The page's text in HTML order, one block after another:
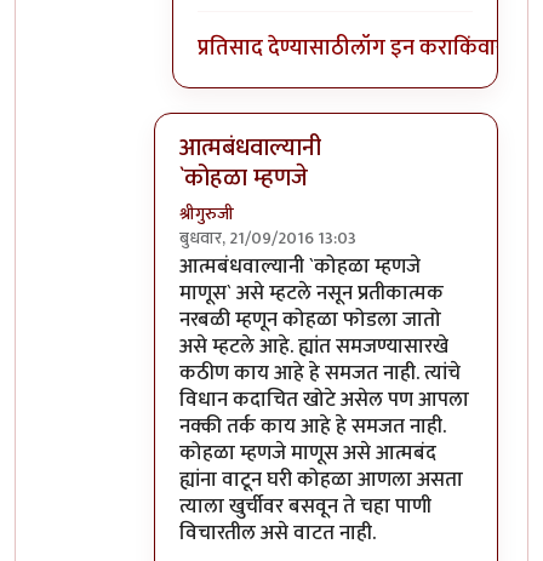
प्रतिसाद देण्यासाठीलॉग इन कराकिंवा
आत्मबंधवाल्यानी
`कोहळा म्हणजे
श्रीगुरुजी
बुधवार, 21/09/2016 13:03
In reply toआत्मबंधवाल्यानी `कोहळा म्हणजे
आत्मबंधवाल्यानी `कोहळा म्हणजे
माणूस` असे म्हटले नसून प्रतीकात्मक
नरबळी म्हणून कोहळा फोडला जातो
असे म्हटले आहे. ह्यांत समजण्यासारखे
कठीण काय आहे हे समजत नाही. त्यांचे
विधान कदाचित खोटे असेल पण आपला
नक्की तर्क काय आहे हे समजत नाही.
कोहळा म्हणजे माणूस असे आत्मबंद
ह्यांना वाटून घरी कोहळा आणला असता
त्याला खुर्चीवर बसवून ते चहा पाणी
विचारतील असे वाटत नाही.